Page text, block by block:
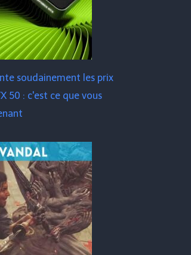
soudainement les prix
50 : c'est ce que vous